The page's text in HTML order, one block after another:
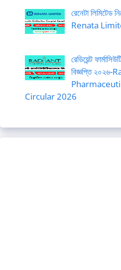
রেনেটা লিমিটেড
Renata
রেডিয়েন্ট
বিজ্ঞপ্তি ২০২৬-
Circular 2026